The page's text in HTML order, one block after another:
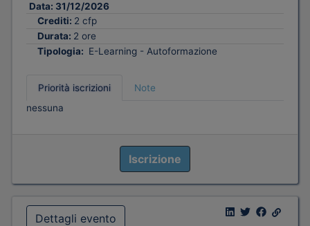
Data: 31/12/2026
Crediti: 2 cfp
Durata: 2 ore
Tipologia: E-Learning - Autoformazione
Priorità iscrizioni
Note
nessuna
Iscrizione
Dettagli evento